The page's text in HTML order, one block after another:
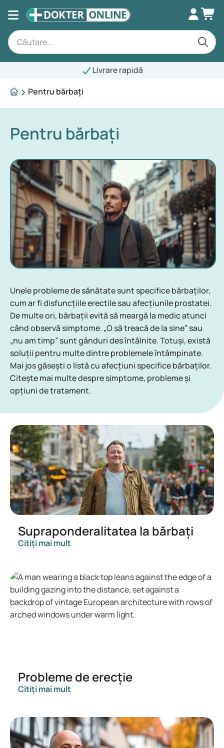
Pentru bărbați
Pentru bărbați
Unele probleme de sănătate sunt specifice bărbaților,
cum ar fi disfuncțiile erectile sau afecțiunile prostatei.
De multe ori, bărbații evită să meargă la medic atunci
când observă simptome. „O să treacă de la sine” sau
„nu am timp” sunt gânduri des întâlnite. Totuși, există
soluții pentru multe dintre problemele întâmpinate.
Mai jos găsești o listă cu afecțiuni specifice bărbaților.
Citește mai multe despre simptome, probleme și
opțiuni de tratament.
Supraponderalitatea la bărbați
Citiți mai mult
Probleme de erecție
Citiți mai mult